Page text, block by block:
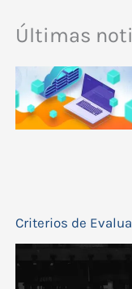
Últimas
Criterios de